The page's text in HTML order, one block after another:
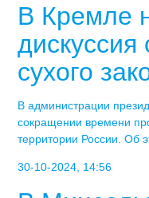
В Кремле
дискуссия
сухого
В администрации
сокращении времени
территории России. Об
30-10-2024, 14:56